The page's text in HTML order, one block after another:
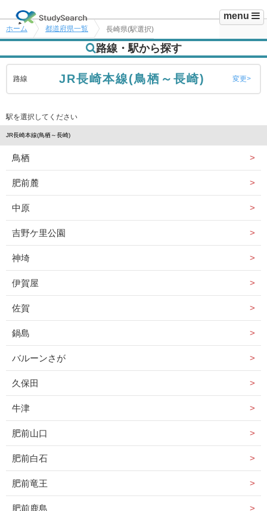
menu
ホーム 都道府県一覧 長崎県(駅選択)
路線・駅から探す
路線 JR長崎本線(鳥栖～長崎) 変更
駅を選択してください
JR長崎本線(鳥栖～長崎)
鳥栖
肥前麓
中原
吉野ケ里公園
神埼
伊賀屋
佐賀
鍋島
バルーンさが
久保田
牛津
肥前山口
肥前白石
肥前竜王
肥前鹿島